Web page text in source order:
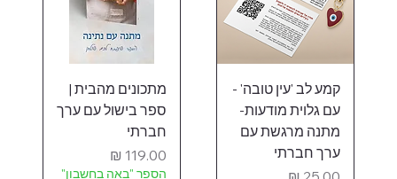
קמע לב 'עין טובה' -
עם גלוית מודעות-
מתנה מרגשת עם
ערך חברתי
מתכונים מהבית |
ספר בישול עם ערך
חברתי
מחיר
הספר "באה בחשבון"